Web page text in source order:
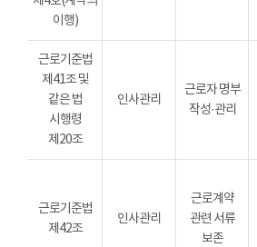
이행)
근로기준법
제41조 및
같은 법
시행령
제20조
인사관리
근로자 명부
작성·관리
근로기준법
제42조
인사관리
근로계약
관련 서류
보존